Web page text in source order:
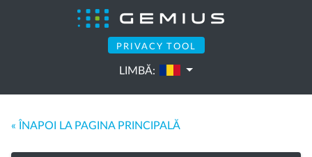
PRIVACY TOOL
LIMBĂ:
« ÎNAPOI LA PAGINA PRINCIPALĂ